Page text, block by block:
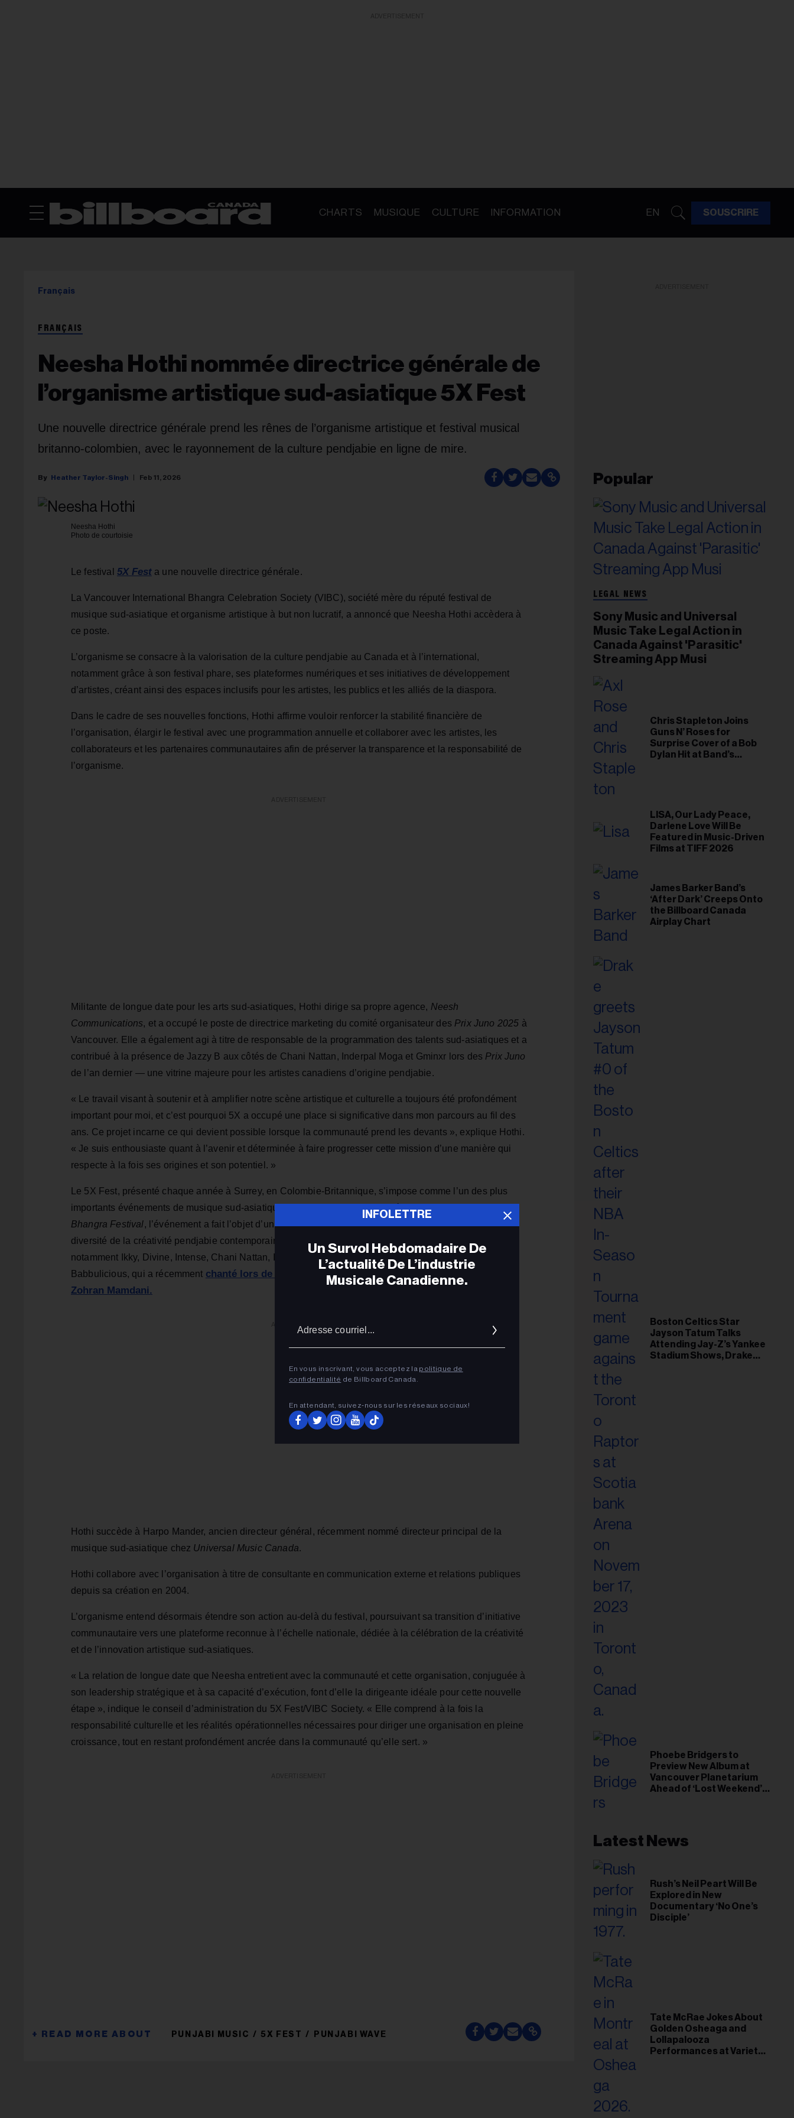
CHARTS MUSIQUE CULTURE INFORMATION EN SOUSCRIRE
Français
FRANÇAIS
Neesha Hothi nommée directrice générale de
l’organisme artistique sud-asiatique 5X Fest
Une nouvelle directrice générale prend les rênes de l’organisme artistique et festival musical
britanno-colombien, avec le rayonnement de la culture pendjabie en ligne de mire.
Heather Taylor-Singh Feb 11, 2026
Neesha Hothi
Photo de courtoisie
Le festival 5X Festa une nouvelle directrice générale.
La Vancouver International Bhangra Celebration Society (VIBC), société mère du réputé festival de
musique sud-asiatique et organisme artistique à but non lucratif, a annoncé que Neesha Hothi accèdera à
ce poste.
L’organisme se consacre à la valorisation de la culture pendjabie au Canada et à l’international,
notamment grâce à son festival phare, ses plateformes numériques et ses initiatives de développement
d’artistes, créant ainsi des espaces inclusifs pour les artistes, les publics et les alliés de la diaspora.
Dans le cadre de ses nouvelles fonctions, Hothi affirme vouloir renforcer la stabilité financière de
l’organisation, élargir le festival avec une programmation annuelle et collaborer avec les artistes, les
collaborateurs et les partenaires communautaires afin de préserver la transparence et la responsabilité de
l’organisme.
Militante de longue date pour les arts sud-asiatiques, Hothi dirige sa propre agence, Neesh
Communications, et a occupé le poste de directrice marketing du comité organisateur des Prix Juno 2025 à
Vancouver. Elle a également agi à titre de responsable de la programmation des talents sud-asiatiques et a
contribué à la présence de Jazzy B aux côtés de Chani Nattan, Inderpal Moga et Gminxr lors des Prix Juno
de l’an dernier — une vitrine majeure pour les artistes canadiens d’origine pendjabie.
« Le travail visant à soutenir et à amplifier notre scène artistique et culturelle a toujours été profondément
important pour moi, et c’est pourquoi 5X a occupé une place si significative dans mon parcours au fil des
ans. Ce projet incarne ce qui devient possible lorsque la communauté prend les devants », explique Hothi.
« Je suis enthousiaste quant à l’avenir et déterminée à faire progresser cette mission d’une manière qui
respecte à la fois ses origines et son potentiel. »
Le 5X Fest, présenté chaque année à Surrey, en Colombie-Britannique, s’impose comme l’un des plus
importants événements de musique sud-asiatique au pays. Initialement lancé sous le nom de
Bhangra Festival, l’événement a fait l’objet d’un repositionnement en 2018 afin de mieux refléter la
diversité de la créativité pendjabie contemporaine. Parmi les artistes qui s’y sont produits figurent
notamment Ikky, Divine, Intense, Chani Nattan, Inderpal Moga, Jasmine Sandlas, AR Paisley, Prabh et
Babbulicious, qui a récemment chanté lors de la cérémonie d’investiture du maire de New York,
Zohran Mamdani.
Hothi succède à Harpo Mander, ancien directeur général, récemment nommé directeur principal de la
musique sud-asiatique chez Universal Music Canada.
Hothi collabore avec l’organisation à titre de consultante en communication externe et relations publiques
depuis sa création en 2004.
L’organisme entend désormais étendre son action au-delà du festival, poursuivant sa transition d’initiative
communautaire vers une plateforme reconnue à l’échelle nationale, dédiée à la célébration de la créativité
et de l’innovation artistique sud-asiatiques.
« La relation de longue date que Neesha entretient avec la communauté et cette organisation, conjuguée à
son leadership stratégique et à sa capacité d’exécution, font d’elle la dirigeante idéale pour cette nouvelle
étape », indique le conseil d’administration du 5X Fest/VIBC Society. « Elle comprend à la fois la
responsabilité culturelle et les réalités opérationnelles nécessaires pour diriger une organisation en pleine
croissance, tout en restant profondément ancrée dans la communauté qu’elle sert. »
PUNJABI MUSIC 5X FEST PUNJABI WAVE
Popular
LEGAL NEWS
Sony Music and Universal
Music Take Legal Action in
Canada Against 'Parasitic'
Streaming App Musi
Chris Stapleton Joins
Guns N’ Roses for
Surprise Cover of a Bob
Dylan Hit at Band’s
LISA, Our Lady Peace,
Darlene Love Will Be
Featured in Music-Driven
Films at TIFF 2026
James Barker Band’s
‘After Dark’ Creeps Onto
the Billboard Canada
Airplay Chart
Boston Celtics Star
Jayson Tatum Talks
Attending Jay-Z’s Yankee
Stadium Shows, Drake
Phoebe Bridgers to
Preview New Album at
Vancouver Planetarium
Ahead of ‘Lost Weekend’
Latest News
Rush’s Neil Peart Will Be
Explored in New
Documentary ‘No One’s
Disciple’
Tate McRae Jokes About
Golden Osheaga and
Lollapalooza
Performances at Variety
INFOLETTRE
Un Survol Hebdomadaire De
L’actualité De L’industrie
Musicale Canadienne.
En vous inscrivant, vous acceptez la politique de
confidentialité de Billboard Canada.
En attendant, suivez‑nous sur les réseaux sociaux!